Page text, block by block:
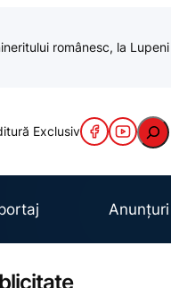
românesc, la Lupeni
Exclusiv Caută
Anunțuri